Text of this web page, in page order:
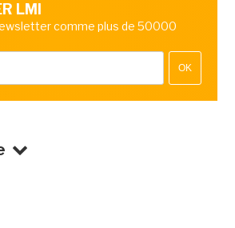
LMI
comme plus de 50000
OK